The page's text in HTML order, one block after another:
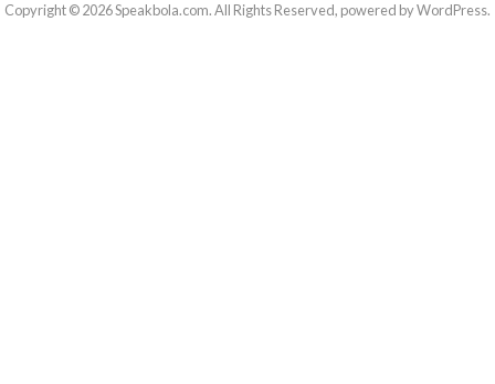
Copyright © 2026 Speakbola.com. All Rights Reserved, powered by WordPress.